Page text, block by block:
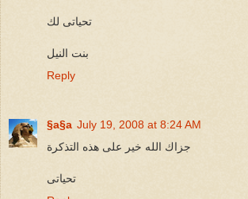
تحياتى لك
بنت النيل
Reply
§a§a July 19, 2008 at 8:24 AM
جزاك الله خير على هذه التذكرة
تحياتى